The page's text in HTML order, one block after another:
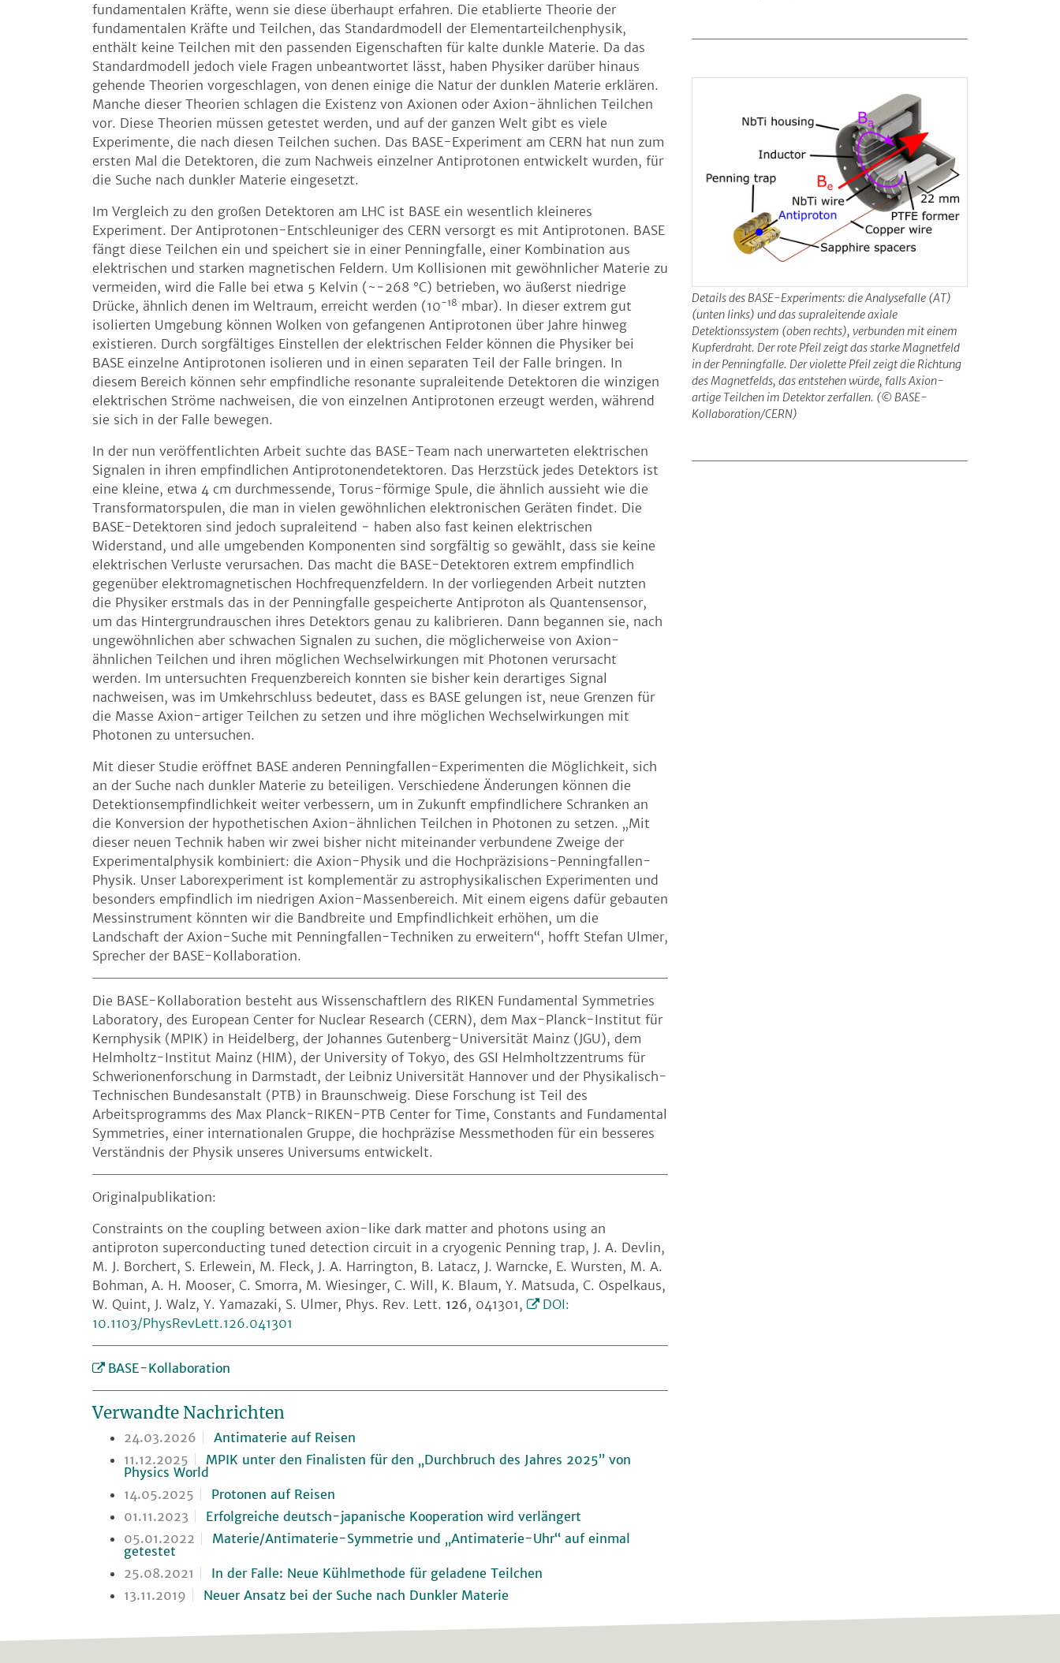
fundamentalen Kräfte, wenn sie diese überhaupt erfahren. Die etablierte Theorie der
fundamentalen Kräfte und Teilchen, das Standardmodell der Elementarteilchenphysik,
enthält keine Teilchen mit den passenden Eigenschaften für kalte dunkle Materie. Da das
Standardmodell jedoch viele Fragen unbeantwortet lässt, haben Physiker darüber hinaus
gehende Theorien vorgeschlagen, von denen einige die Natur der dunklen Materie erklären.
Manche dieser Theorien schlagen die Existenz von Axionen oder Axion-ähnlichen Teilchen
vor. Diese Theorien müssen getestet werden, und auf der ganzen Welt gibt es viele
Experimente, die nach diesen Teilchen suchen. Das BASE-Experiment am CERN hat nun zum
ersten Mal die Detektoren, die zum Nachweis einzelner Antiprotonen entwickelt wurden, für
die Suche nach dunkler Materie eingesetzt.
Im Vergleich zu den großen Detektoren am LHC ist BASE ein wesentlich kleineres
Experiment. Der Antiprotonen-Entschleuniger des CERN versorgt es mit Antiprotonen. BASE
fängt diese Teilchen ein und speichert sie in einer Penningfalle, einer Kombination aus
elektrischen und starken magnetischen Feldern. Um Kollisionen mit gewöhnlicher Materie zu
vermeiden, wird die Falle bei etwa 5 Kelvin (~−268 °C) betrieben, wo äußerst niedrige
Drücke, ähnlich denen im Weltraum, erreicht werden (10−18 mbar). In dieser extrem gut
isolierten Umgebung können Wolken von gefangenen Antiprotonen über Jahre hinweg
existieren. Durch sorgfältiges Einstellen der elektrischen Felder können die Physiker bei
BASE einzelne Antiprotonen isolieren und in einen separaten Teil der Falle bringen. In
diesem Bereich können sehr empfindliche resonante supraleitende Detektoren die winzigen
elektrischen Ströme nachweisen, die von einzelnen Antiprotonen erzeugt werden, während
sie sich in der Falle bewegen.
In der nun veröffentlichten Arbeit suchte das BASE-Team nach unerwarteten elektrischen
Signalen in ihren empfindlichen Antiprotonendetektoren. Das Herzstück jedes Detektors ist
eine kleine, etwa 4 cm durchmessende, Torus-förmige Spule, die ähnlich aussieht wie die
Transformatorspulen, die man in vielen gewöhnlichen elektronischen Geräten findet. Die
BASE-Detektoren sind jedoch supraleitend − haben also fast keinen elektrischen
Widerstand, und alle umgebenden Komponenten sind sorgfältig so gewählt, dass sie keine
elektrischen Verluste verursachen. Das macht die BASE-Detektoren extrem empfindlich
gegenüber elektromagnetischen Hochfrequenzfeldern. In der vorliegenden Arbeit nutzten
die Physiker erstmals das in der Penningfalle gespeicherte Antiproton als Quantensensor,
um das Hintergrundrauschen ihres Detektors genau zu kalibrieren. Dann begannen sie, nach
ungewöhnlichen aber schwachen Signalen zu suchen, die möglicherweise von Axion-
ähnlichen Teilchen und ihren möglichen Wechselwirkungen mit Photonen verursacht
werden. Im untersuchten Frequenzbereich konnten sie bisher kein derartiges Signal
nachweisen, was im Umkehrschluss bedeutet, dass es BASE gelungen ist, neue Grenzen für
die Masse Axion-artiger Teilchen zu setzen und ihre möglichen Wechselwirkungen mit
Photonen zu untersuchen.
Mit dieser Studie eröffnet BASE anderen Penningfallen-Experimenten die Möglichkeit, sich
an der Suche nach dunkler Materie zu beteiligen. Verschiedene Änderungen können die
Detektionsempfindlichkeit weiter verbessern, um in Zukunft empfindlichere Schranken an
die Konversion der hypothetischen Axion-ähnlichen Teilchen in Photonen zu setzen. „Mit
dieser neuen Technik haben wir zwei bisher nicht miteinander verbundene Zweige der
Experimentalphysik kombiniert: die Axion-Physik und die Hochpräzisions-Penningfallen-
Physik. Unser Laborexperiment ist komplementär zu astrophysikalischen Experimenten und
besonders empfindlich im niedrigen Axion-Massenbereich. Mit einem eigens dafür gebauten
Messinstrument könnten wir die Bandbreite und Empfindlichkeit erhöhen, um die
Landschaft der Axion-Suche mit Penningfallen-Techniken zu erweitern“, hofft Stefan Ulmer,
Sprecher der BASE-Kollaboration.
Die BASE-Kollaboration besteht aus Wissenschaftlern des RIKEN Fundamental Symmetries
Laboratory, des European Center for Nuclear Research (CERN), dem Max-Planck-Institut für
Kernphysik (MPIK) in Heidelberg, der Johannes Gutenberg-Universität Mainz (JGU), dem
Helmholtz-Institut Mainz (HIM), der University of Tokyo, des GSI Helmholtzzentrums für
Schwerionenforschung in Darmstadt, der Leibniz Universität Hannover und der Physikalisch-
Technischen Bundesanstalt (PTB) in Braunschweig. Diese Forschung ist Teil des
Arbeitsprogramms des Max Planck-RIKEN-PTB Center for Time, Constants and Fundamental
Symmetries, einer internationalen Gruppe, die hochpräzise Messmethoden für ein besseres
Verständnis der Physik unseres Universums entwickelt.
Originalpublikation:
Constraints on the coupling between axion-like dark matter and photons using an
antiproton superconducting tuned detection circuit in a cryogenic Penning trap, J. A. Devlin,
M. J. Borchert, S. Erlewein, M. Fleck, J. A. Harrington, B. Latacz, J. Warncke, E. Wursten, M. A.
Bohman, A. H. Mooser, C. Smorra, M. Wiesinger, C. Will, K. Blaum, Y. Matsuda, C. Ospelkaus,
W. Quint, J. Walz, Y. Yamazaki, S. Ulmer, Phys. Rev. Lett. 126, 041301,
DOI:
10.1103/PhysRevLett.126.041301
BASE-Kollaboration
Verwandte Nachrichten
24.03.2026
Antimaterie auf Reisen
11.12.2025
MPIK unter den Finalisten für den „Durchbruch des Jahres 2025” von
Physics World
14.05.2025
Protonen auf Reisen
01.11.2023
Erfolgreiche deutsch-japanische Kooperation wird verlängert
05.01.2022
Materie/Antimaterie-Symmetrie und „Antimaterie-Uhr“ auf einmal
getestet
25.08.2021
In der Falle: Neue Kühlmethode für geladene Teilchen
13.11.2019
Neuer Ansatz bei der Suche nach Dunkler Materie
Details des BASE-Experiments: die Analysefalle (AT)
(unten links) und das supraleitende axiale
Detektionssystem (oben rechts), verbunden mit einem
Kupferdraht. Der rote Pfeil zeigt das starke Magnetfeld
in der Penningfalle. Der violette Pfeil zeigt die Richtung
des Magnetfelds, das entstehen würde, falls Axion-
artige Teilchen im Detektor zerfallen. (© BASE-
Kollaboration/CERN)